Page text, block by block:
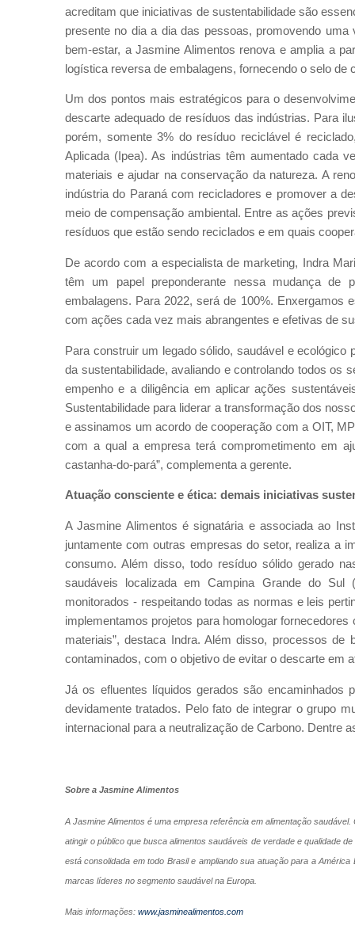
acreditam que iniciativas de sustentabilidade são
presente no dia a dia das pessoas, promovendo
bem-estar, a Jasmine Alimentos renova e amplia a
logística reversa de embalagens, fornecendo o selo de
Um dos pontos mais estratégicos para o
descarte adequado de resíduos das indústrias. Para
porém, somente 3% do resíduo reciclável é
Aplicada (Ipea). As indústrias têm aumentado cada
materiais e ajudar na conservação da natureza. A
indústria do Paraná com recicladores e promover a
meio de compensação ambiental. Entre as ações
resíduos que estão sendo reciclados e em quais
De acordo com a especialista de marketing, Indra
têm um papel preponderante nessa mudança de
embalagens. Para 2022, será de 100%. Enxergamos
com ações cada vez mais abrangentes e efetivas de
Para construir um legado sólido, saudável e
da sustentabilidade, avaliando e controlando todos os
empenho e a diligência em aplicar ações
Sustentabilidade para liderar a transformação dos
e assinamos um acordo de cooperação com a OIT,
com a qual a empresa terá comprometimento em
castanha-do-pará”, complementa a gerente.
Atuação consciente e ética: demais iniciativas
A Jasmine Alimentos é signatária e associada ao
juntamente com outras empresas do setor, realiza a
consumo. Além disso, todo resíduo sólido gerado
saudáveis localizada em Campina Grande do Sul
monitorados - respeitando todas as normas e leis
implementamos projetos para homologar
materiais”, destaca Indra. Além disso, processos de
contaminados, com o objetivo de evitar o descarte em
Já os efluentes líquidos gerados são encaminhados
devidamente tratados. Pelo fato de integrar o grupo
internacional para a neutralização de Carbono.
Sobre a Jasmine Alimentos
A Jasmine Alimentos é uma empresa referência em alimentação
atingir o público que busca alimentos saudáveis de verdade e qualidade
está consolidada em todo Brasil e ampliando sua atuação para a
marcas líderes no segmento saudável na Europa.
Mais informações: www.jasminealimentos.com